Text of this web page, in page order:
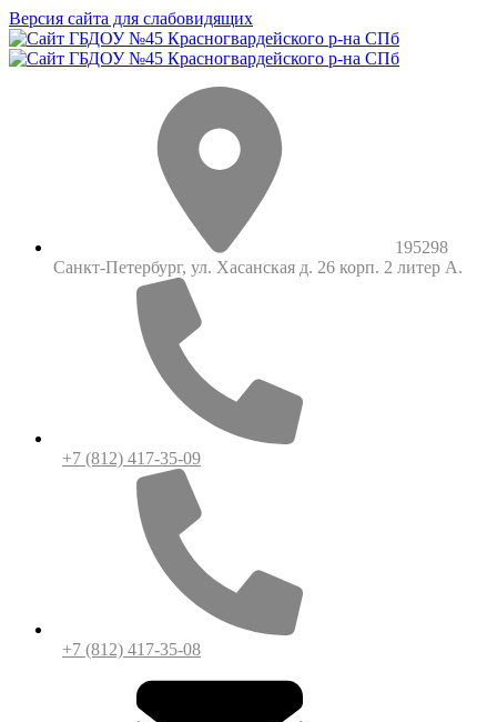
Версия сайта для слабовидящих
195298
Санкт-Петербург, ул. Хасанская д. 26 корп. 2 литер А.
+7 (812) 417-35-09
+7 (812) 417-35-08